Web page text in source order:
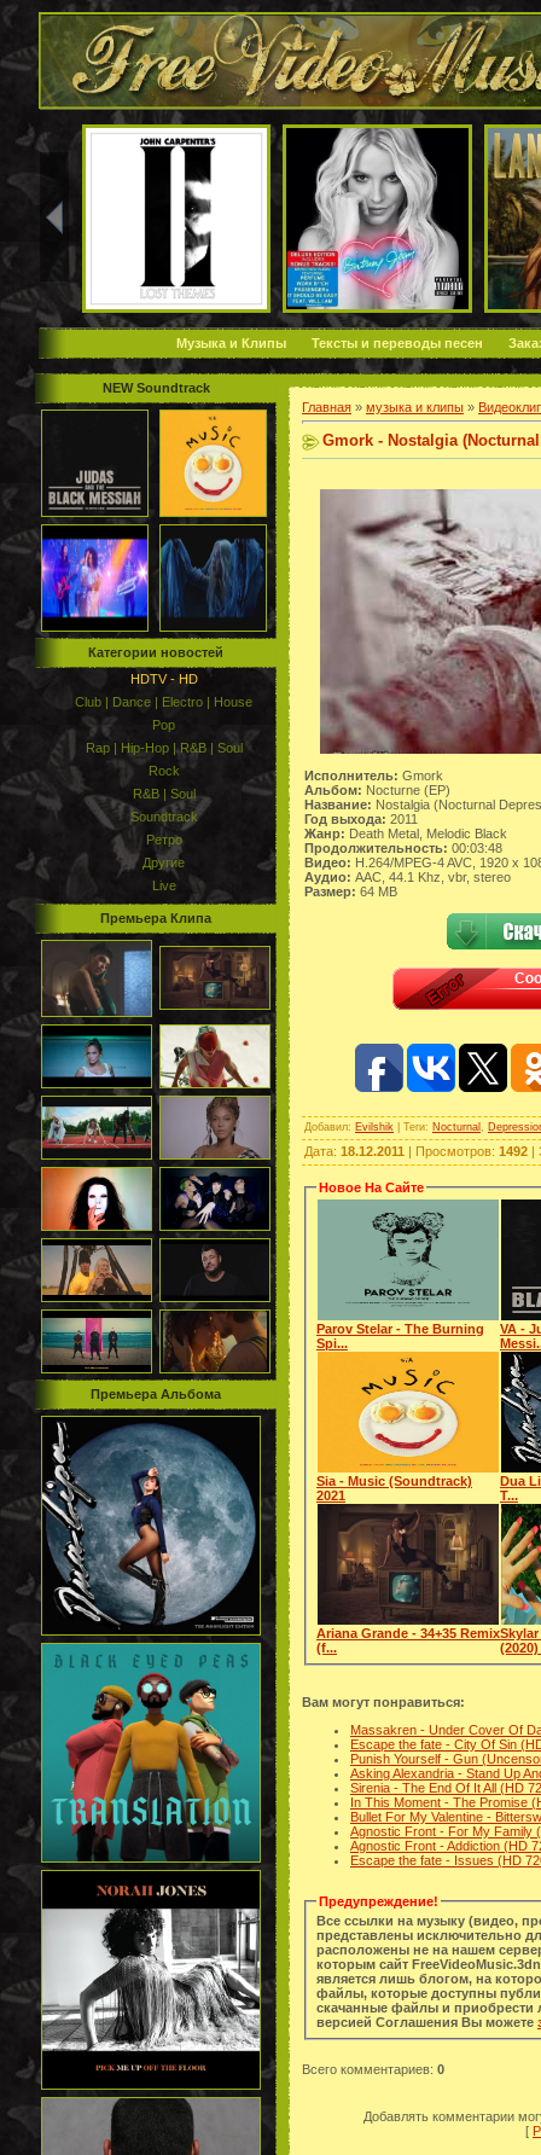
Музыка и Клипы Тексты и переводы песен
NEW Soundtrack
Категории новостей
HDTV - HD
Club | Dance | Electro | House
Pop
Rap | Hip-Hop | R&B | Soul
Rock
R&B | Soul
Soundtrack
Ретро
Другие
Live
Премьера Клипа
Премьера Альбома
Главная » музыка и клипы »
Gmork - Nostalgia
Исполнитель: Gmork
Альбом: Nocturne (EP)
Название: Nostalgia (Nocturnal
Год выхода: 2011
Жанр: Death Metal, Melodic Black
Продолжительность: 00:03:48
Видео: H.264/MPEG-4 AVC, 1920 x
Аудио: AAC, 44.1 Khz, vbr, stereo
Размер: 64 MB
Добавил: Evilshik Теги: Nocturnal
Дата: 18.12.2011 | Просмотров: 1492 |
Новое На Сайте
Parov Stelar - The Burning
Spi...
VA -
Sia - Music (Soundtrack)
2021
Dua
T...
Ariana Grande - 34+35 Remix
(f...
(2020)
Вам могут понравиться:
Massakren - Under Cover Of
Escape the fate - City Of Sin
Punish Yourself - Gun
Asking Alexandria - Stand Up
Sirenia - The End Of It All (HD
In This Moment - The Promise
Bullet For My Valentine -
Agnostic Front - For My Family
Agnostic Front - Addiction (HD
Escape the fate - Issues (HD
Предупреждение!
Все ссылки на музыку (видео,
представлены исключительно
расположены не на нашем
которым сайт
является лишь блогом, на
файлы, которые доступны
скачанные файлы и приобрести легальную
версией Соглашения Вы можете
Всего комментариев: 0
Добавлять комментарии
[